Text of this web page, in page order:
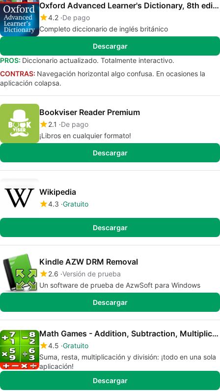
Oxford Advanced Learner's Dictionary, 8th edition
4.2 De pago
Completo diccionario de inglés británico
Descargar
PROS: Diccionario actualizado. Totalmente interactivo.
CONTRAS: Navegación horizontal algo confusa. En ocasiones la
aplicación colapsa.
Bookviser Reader Premium
2.1
De pago
¡Libros en cualquier formato!
Descargar
Wikipedia
4.3 Gratuito
Descargar
Kindle AZW DRM Removal
2.6 Versión de prueba
Un software de prueba de AzwSoft para Windows
Descargar
Math Games - Addition, Subtraction, Multiplication, Division
4.5 Gratuito
Suma, resta, multiplicación y división: ¡todo en una sola
aplicación!
Descargar